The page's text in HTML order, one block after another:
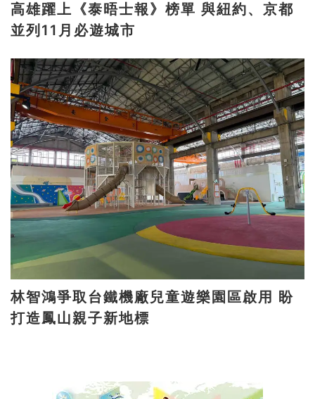
高雄躍上《泰晤士報》榜單 與紐約、京都
並列11月必遊城市
林智鴻爭取台鐵機廠兒童遊樂園區啟用 盼
打造鳳山親子新地標